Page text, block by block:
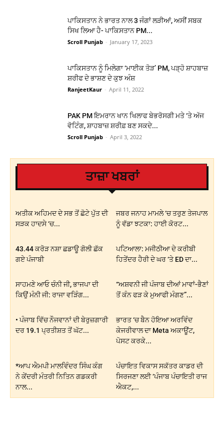
ਪਾਕਿਸਤਾਨ ਨੇ ਭਾਰਤ ਨਾਲ 3 ਜੰਗਾਂ ਲੜੀਆਂ, ਅਸੀਂ ਸਬਕ
ਸਿਖ ਲਿਆ ਹੈ- ਪਾਕਿਸਤਾਨ PM...
Scroll Punjab - January 17, 2023
ਪਾਕਿਸਤਾਨ ਨੂੰ ਮਿਲੇਗਾ ‘ਮਾਈਕ ਤੋੜ’ PM, ਪੜ੍ਹੋ ਸ਼ਾਹਬਾਜ਼
ਸ਼ਰੀਫ ਦੇ ਭਾਸ਼ਣ ਦੇ ਕੁਝ ਅੰਸ਼
RanjeetKaur - April 11, 2022
PAK PM ਇਮਰਾਨ ਖਾਨ ਖਿਲਾਫ ਬੇਭਰੋਸਗੀ ਮਤੇ ‘ਤੇ ਅੱਜ
ਵੋਟਿੰਗ, ਸ਼ਾਹਬਾਜ਼ ਸ਼ਰੀਫ਼ ਬਣ ਸਕਦੇ...
Scroll Punjab - April 3, 2022
ਤਾਜ਼ਾ ਖਬਰਾਂ
ਅਤੀਕ ਅਹਿਮਦ ਦੇ ਸਭ ਤੋਂ ਛੋਟੇ ਪੁੱਤ ਦੀ
ਸੜਕ ਹਾਦਸੇ ‘ਚ...
ਜਬਰ ਜਨਾਹ ਮਾਮਲੇ ‘ਚ ਤਰੁਣ ਤੇਜਪਾਲ
ਨੂੰ ਵੱਡਾ ਝਟਕਾ: ਹਾਈ ਕੋਰਟ...
43.44 ਕਰੋੜ ਨਸ਼ਾ ਛਡਾਊ ਗੋਲੀ ਛੱਕ
ਗਏ ਪੰਜਾਬੀ
ਪਟਿਆਲਾ: ਮਜੀਠੀਆ ਦੇ ਕਰੀਬੀ
ਹਿਤੇਂਦਰ ਹੈਰੀ ਦੇ ਘਰ ‘ਤੇ ED ਦਾ...
ਸਾਹਮਣੇ ਆਓ ਚੰਨੀ ਜੀ, ਭਾਜਪਾ ਦੀ
ਕਿਉਂ ਮੰਨੀ ਜੀ: ਰਾਜਾ ਵੜਿੰਗ...
“ਅਸ਼ਵਨੀ ਜੀ ਪੰਜਾਬ ਦੀਆਂ ਮਾਵਾਂ-ਭੈਣਾਂ
ਤੋਂ ਕੰਨ ਫੜ ਕੇ ਮੁਆਫੀ ਮੰਗਣ”...
• ਪੰਜਾਬ ਵਿੱਚ ਨੌਜਵਾਨਾਂ ਦੀ ਬੇਰੁਜ਼ਗਾਰੀ
ਦਰ 19.1 ਪ੍ਰਤੀਸ਼ਤ ਤੋਂ ਘੱਟ...
ਭਾਰਤ ‘ਚ ਬੈਨ ਹੋਇਆ ਅਰਵਿੰਦ
ਕੇਜਰੀਵਾਲ ਦਾ Meta ਅਕਾਊਂਟ,
ਪੋਸਟ ਕਰਕੇ...
*ਆਪ ਐਮਪੀ ਮਾਲਵਿੰਦਰ ਸਿੰਘ ਕੰਗ
ਨੇ ਕੇਂਦਰੀ ਮੰਤਰੀ ਨਿਤਿਨ ਗਡਕਰੀ
ਨਾਲ...
ਪੰਚਾਇਤ ਵਿਕਾਸ ਸਕੱਤਰ ਕਾਡਰ ਦੀ
ਸਿਰਜਣਾ ਲਈ ‘ਪੰਜਾਬ ਪੰਚਾਇਤੀ ਰਾਜ
ਐਕਟ,...